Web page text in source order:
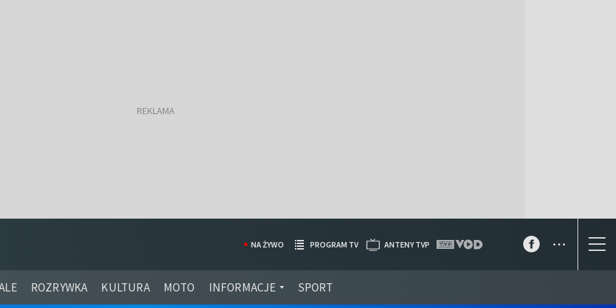
ROZRYWKA KULTURA MOTO INFORMACJE SPORT
NA ŻYWO PROGRAM TV ANTENY TVP ...